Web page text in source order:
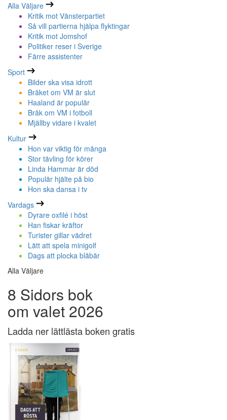
Alla Väljare
Kritik mot Vänsterpartiet
Så vill partierna hjälpa flyktingar
Kritik mot Jomshof
Politiker reser i Sverige
Färre assistenter
Sport
Bilder ska visa idrott
Bråket om VM är slut
Haaland är populär
Bråk om VM i fotboll
Mjällby vidare i kvalet
Kultur
Hon var viktig för många
Stor tävling för körer
Linda Hammar är död
Populär hjälte på bio
Hon ska dansa i tv
Vardags
Dyrare oxfilé i höst
Han fiskar kräftor
Turister gillar vädret
Lätt att spela minigolf
Dags att plocka blåbär
Alla Väljare
8 Sidors bok
om valet 2026
Ladda ner lättlästa boken gratis